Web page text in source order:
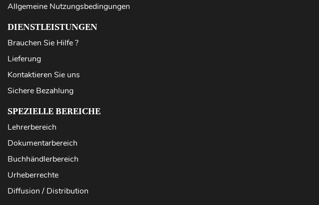
Allgemeine Nutzungsbedingungen
DIENSTLEISTUNGEN
Brauchen Sie Hilfe ?
Lieferung
Kontaktieren Sie uns
Sichere Bezahlung
SPEZIELLE BEREICHE
Lehrerbereich
Dokumentarbereich
Buchhändlerbereich
Urheberrechte
Diffusion / Distribution